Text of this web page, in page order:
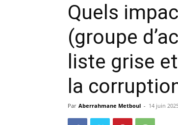
Quels
(groupe
liste grise
la
Par Aberrahmane Metboul - 14 juin